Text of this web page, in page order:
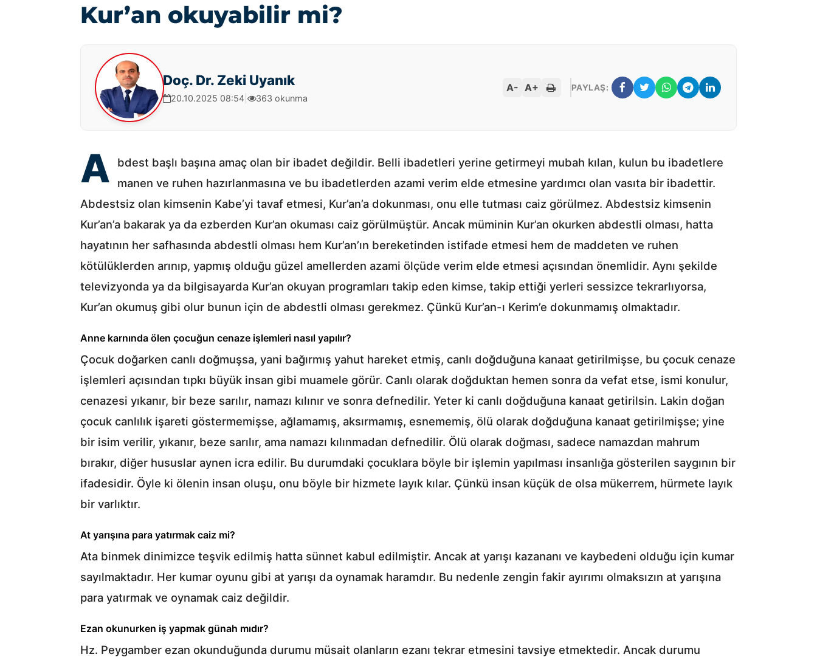
Kur’an okuyabilir mi?
Doç. Dr. Zeki Uyanık
20.10.2025 08:54 363 okunma
A- A+ PAYLAŞ:
A
bdest başlı başına amaç olan bir ibadet değildir. Belli ibadetleri yerine getirmeyi mubah kılan, kulun bu ibadetlere
manen ve ruhen hazırlanmasına ve bu ibadetlerden azami verim elde etmesine yardımcı olan vasıta bir ibadettir.
Abdestsiz olan kimsenin Kabe’yi tavaf etmesi, Kur’an’a dokunması, onu elle tutması caiz görülmez. Abdestsiz kimsenin
Kur’an’a bakarak ya da ezberden Kur’an okuması caiz görülmüştür. Ancak müminin Kur’an okurken abdestli olması, hatta
hayatının her safhasında abdestli olması hem Kur’an’ın bereketinden istifade etmesi hem de maddeten ve ruhen
kötülüklerden arınıp, yapmış olduğu güzel amellerden azami ölçüde verim elde etmesi açısından önemlidir. Aynı şekilde
televizyonda ya da bilgisayarda Kur’an okuyan programları takip eden kimse, takip ettiği yerleri sessizce tekrarlıyorsa,
Kur’an okumuş gibi olur bunun için de abdestli olması gerekmez. Çünkü Kur’an-ı Kerim’e dokunmamış olmaktadır.
Anne karnında ölen çocuğun cenaze işlemleri nasıl yapılır?
Çocuk doğarken canlı doğmuşsa, yani bağırmış yahut hareket etmiş, canlı doğduğuna kanaat getirilmişse, bu çocuk cenaze
işlemleri açısından tıpkı büyük insan gibi muamele görür. Canlı olarak doğduktan hemen sonra da vefat etse, ismi konulur,
cenazesi yıkanır, bir beze sarılır, namazı kılınır ve sonra defnedilir. Yeter ki canlı doğduğuna kanaat getirilsin. Lakin doğan
çocuk canlılık işareti göstermemişse, ağlamamış, aksırmamış, esnememiş, ölü olarak doğduğuna kanaat getirilmişse; yine
bir isim verilir, yıkanır, beze sarılır, ama namazı kılınmadan defnedilir. Ölü olarak doğması, sadece namazdan mahrum
bırakır, diğer hususlar aynen icra edilir. Bu durumdaki çocuklara böyle bir işlemin yapılması insanlığa gösterilen saygının bir
ifadesidir. Öyle ki ölenin insan oluşu, onu böyle bir hizmete layık kılar. Çünkü insan küçük de olsa mükerrem, hürmete layık
bir varlıktır.
At yarışına para yatırmak caiz mi?
Ata binmek dinimizce teşvik edilmiş hatta sünnet kabul edilmiştir. Ancak at yarışı kazananı ve kaybedeni olduğu için kumar
sayılmaktadır. Her kumar oyunu gibi at yarışı da oynamak haramdır. Bu nedenle zengin fakir ayırımı olmaksızın at yarışına
para yatırmak ve oynamak caiz değildir.
Ezan okunurken iş yapmak günah mıdır?
Hz. Peygamber ezan okunduğunda durumu müsait olanların ezanı tekrar etmesini tavsiye etmektedir. Ancak durumu